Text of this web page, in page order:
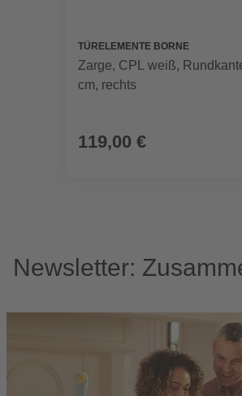
TÜRELEMENTE BORNE
Zarge, CPL weiß,
cm, rechts
119,00 €
Newsletter: